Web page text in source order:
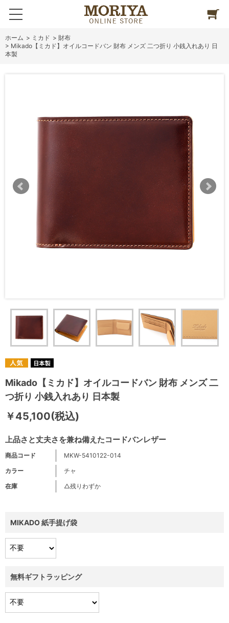
ホーム > ミカド > 財布
> Mikado【ミカド】オイルコードバン 財布 メンズ 二つ折り 小銭入れあり 日
本製
Mikado【ミカド】オイルコードバン 財布 メンズ 二
つ折り 小銭入れあり 日本製
上品さと丈夫さを兼ね備えたコードバンレザー
￥45,100(税込)
商品コード
MKW-5410122-014
カラー
チャ
在庫
△残りわずか
MIKADO 紙手提げ袋
無料ギフトラッピング